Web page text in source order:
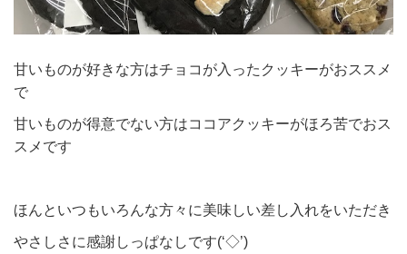
甘いものが好きな方はチョコが入ったクッキーがおススメ
で
甘いものが得意でない方はココアクッキーがほろ苦でおス
スメです
ほんといつもいろんな方々に美味しい差し入れをいただき
やさしさに感謝しっぱなしです(‘◇’)ゞ